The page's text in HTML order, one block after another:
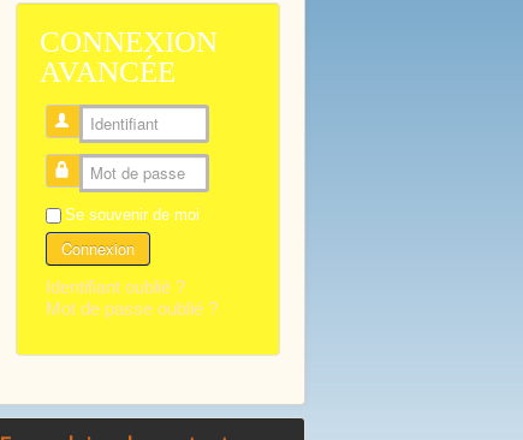
CONNEXION
AVANCÉE
Identifiant
Mot de passe
Se souvenir de moi
Connexion
Identifiant oublié ?
Mot de passe oublié ?